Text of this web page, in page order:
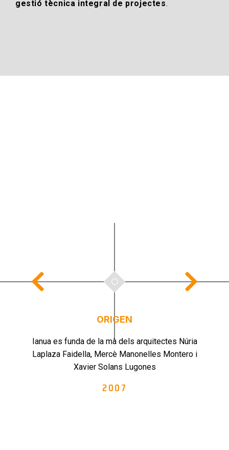
gestió tècnica integral de projectes.
ORIGEN
Ianua es funda de la mà dels arquitectes Núria
Laplaza Faidella, Mercè Manonelles Montero i
Xavier Solans Lugones
2007